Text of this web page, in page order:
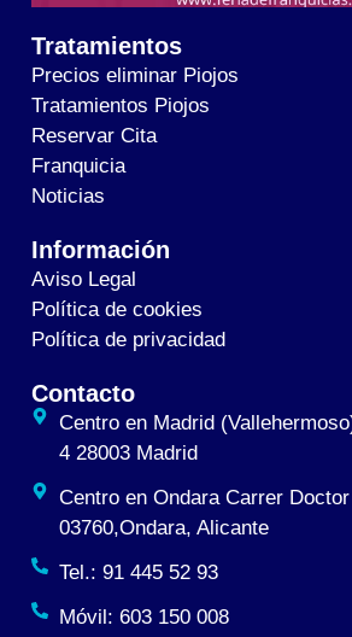
Tratamientos
Precios eliminar Piojos
Tratamientos Piojos
Reservar Cita
Franquicia
Noticias
Información
Aviso Legal
Política de cookies
Política de privacidad
Contacto
Centro en Madrid
4 28003 Madrid
Centro en Ondara Carrer
03760,Ondara, Alicante
Tel.: 91 445 52 93
Móvil: 603 150 008